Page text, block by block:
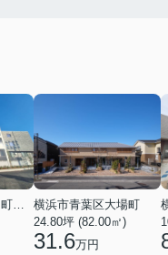
横浜市青葉区大場町
24.80坪 (82.00㎡)
31.6万円